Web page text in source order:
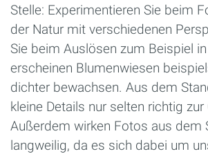
Stelle: Experimentieren Sie beim
der Natur mit verschiedenen
Sie beim Auslösen zum Beispiel
erscheinen Blumenwiesen
dichter bewachsen. Aus dem
kleine Details nur selten richtig zur
Außerdem wirken Fotos aus dem
langweilig, da es sich dabei um